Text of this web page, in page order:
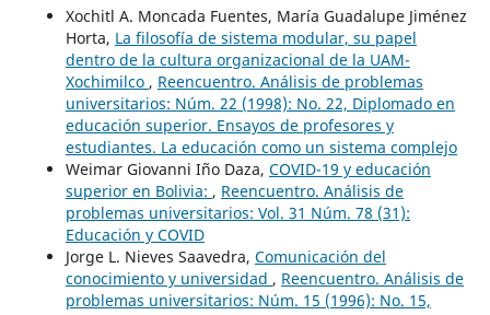
Xochitl A. Moncada Fuentes, María Guadalupe Jiménez
Horta, La filosofía de sistema modular, su papel
dentro de la cultura organizacional de la UAM-
Xochimilco , Reencuentro. Análisis de problemas
universitarios: Núm. 22 (1998): No. 22, Diplomado en
educación superior. Ensayos de profesores y
estudiantes. La educación como un sistema complejo
Weimar Giovanni Iño Daza, COVID-19 y educación
superior en Bolivia: , Reencuentro. Análisis de
problemas universitarios: Vol. 31 Núm. 78 (31):
Educación y COVID
Jorge L. Nieves Saavedra, Comunicación del
conocimiento y universidad , Reencuentro. Análisis de
problemas universitarios: Núm. 15 (1996): No. 15,